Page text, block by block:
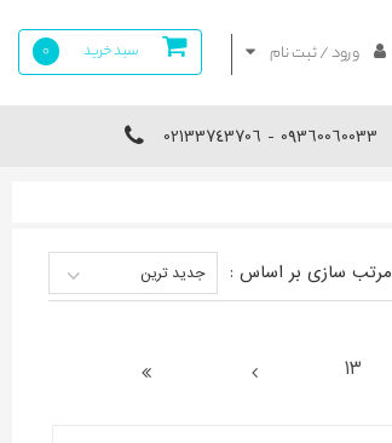
سبد خرید 0 ورود / ثبت نام
09360060033 - 02133743706
مرتب سازی بر اساس : جدید ترین
13